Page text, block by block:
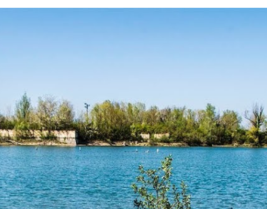
presenza di specie animali e vegetali. Le ricerche
Consentita la pesca amatoriale e sportiva, previo
acquisto del permesso giornaliero
FONTE: COMUNE DI LUNGAVILLA